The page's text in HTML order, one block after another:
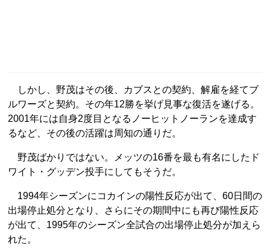
しかし、野茂はその後、カブスとの契約、解雇を経てブ
ルワーズと契約。その年12勝を挙げ見事な復活を遂げる。
2001年には自身2度目となるノーヒットノーランを達成す
るなど、その後の活躍は周知の通りだ。
野茂ばかりではない。メッツの16番を最も有名にしたド
ワイト・グッデン投手にしてもそうだ。
1994年シーズンにコカインの陽性反応が出て、60日間の
出場停止処分となり、さらにその期間中にも再び陽性反応
が出て、1995年のシーズン全試合の出場停止処分が加えら
れた。